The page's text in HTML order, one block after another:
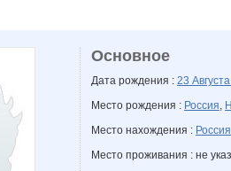
Основное
Дата рождения : 23
Место рождения : Россия,
Место нахождения : Россия
Место проживания : не